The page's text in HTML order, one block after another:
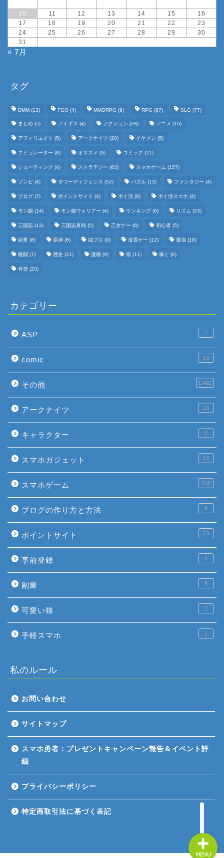
10
11 12 13 14 15
16
17
18 19 20 21 22
23
24
25 26 27 28 29
30
31
« 7月
タグ
DMM (13) FGO (4) MMORPG (9) RPG (87) SLG (77)
まとめ (5) アイギス (4) アクション (28) アニメ (10)
アフィリエイト (5) アークナイツ (20) イケメン (5)
エミュレーター (8) オススメ (9) コミック (11)
シューティング (4) ストラテジー (63) スマホゲーム (157)
ゾンビ (4) タワーディフェンス (52) パズル (13) ファンタジー (4)
ブログ (7) ポイントサイト (4) ポイ活 (8) ポイ活スマホ (4)
モン娘 (14) モン娘ウォリアー (4) ランキング (6) リズム (23)
三国志 (13) 三国志真戦 (5) 乙女ゲー (6) 初心者 (5)
副業 (6) 原神 (6) 城プロ (9) 放置ゲー (12) 最強 (10)
格闘 (7) 歴史 (21) 漫画 (9) 猫 (11) 稼ぐ (6)
音楽 (20)
カテゴリー
ASP 7
comic 13
その他 1,462
アークナイツ 10
キャラクター 2
スマホガジェット 12
スマホゲーム 218
ブログの作り方と方法 9
ポイントサイト 13
事前登録 4
副業 8
可愛い猫 1
手軽スマホ 1
私のルール
お問い合わせ
サイトマップ
スマホ勇者：プレゼントキャンペーン報告＆イベント詳
細
プライバシーポリシー
特定商取引法に基づく表記
MENU
ホーム
comic